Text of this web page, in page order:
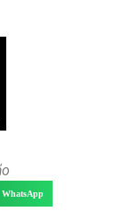
WhatsApp